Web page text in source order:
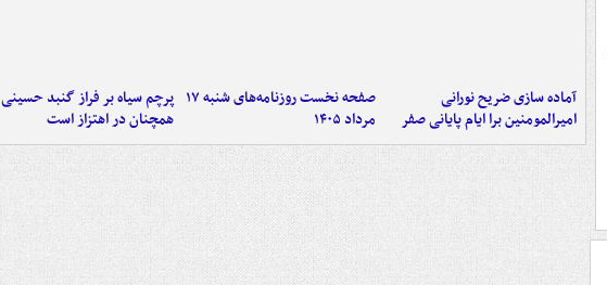
آماده سازی ضریح نورانی
امیرالمومنین برا ایام پایانی صفر
صفحه نخست روزنامه‌های شنبه ۱۷
مرداد ۱۴۰۵
پرچم سیاه بر فراز گنبد حسینی
همچنان در اهتزاز است